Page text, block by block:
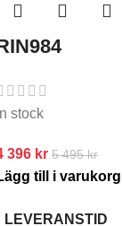
stock
396 kr 5 495kr
till i varukorg
LEVERANSTID